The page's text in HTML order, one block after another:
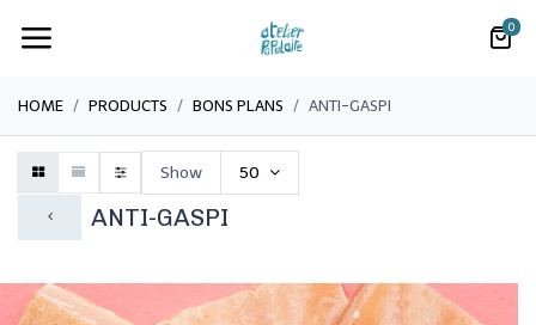
0
HOME PRODUCTS BONS PLANS ​ANTI-GASPI
​ANTI-GASPI
Show 50